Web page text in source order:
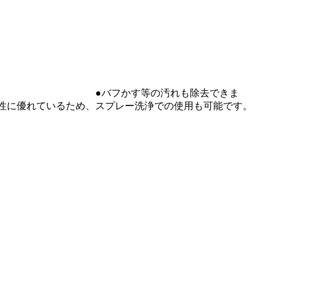
等の汚れも除去できま
浄での使用も可能です。